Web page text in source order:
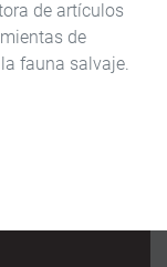
de artículos
de
fauna salvaje.